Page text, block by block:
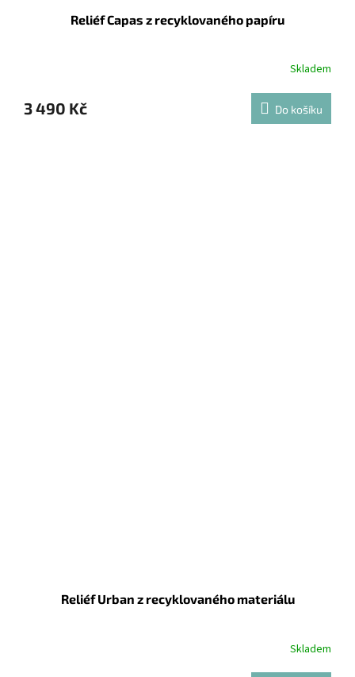
Reliéf Capas z recyklovaného papíru
Skladem
3 490 Kč Do košíku
Reliéf Urban z recyklovaného materiálu
Skladem